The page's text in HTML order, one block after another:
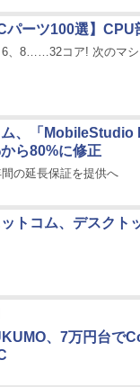
パーツ100選】CPU
6、8……32コア! 次のマシ
ム、「MobileStudio
ら80%に修正
間の延長保証を提供へ
トコム、デスクト
、7万円台で